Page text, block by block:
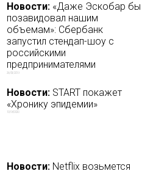
Новости: «Даже Эскобар бы
позавидовал нашим
объемам»: Сбербанк
запустил стендап-шоу с
российскими
предпринимателями
26/05/2019
Новости: START покажет
«Хронику эпидемии»
10/04/2020
Новости: Netflix возьмется